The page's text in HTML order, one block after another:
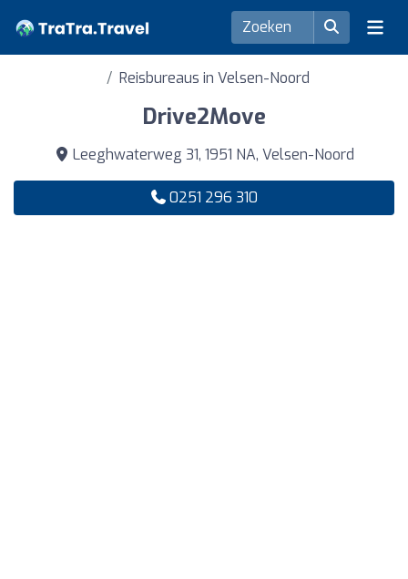
Reisbureaus in Velsen-Noord
Drive2Move
Leeghwaterweg 31, 1951 NA, Velsen-Noord
0251 296 310